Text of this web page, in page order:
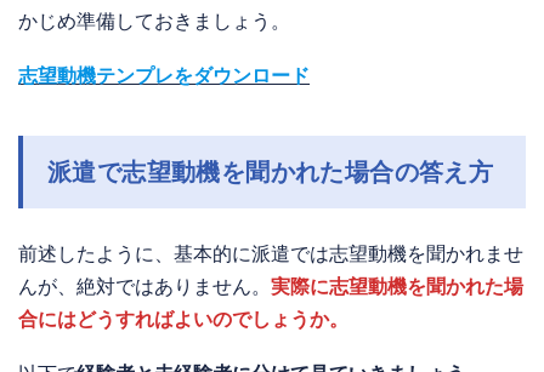
かじめ準備しておきましょう。
志望動機テンプレをダウンロード
派遣で志望動機を聞かれた場合の答え方
前述したように、基本的に派遣では志望動機を聞かれませ
んが、絶対ではありません。 実際に志望動機を聞かれた場
合にはどうすればよいのでしょうか。